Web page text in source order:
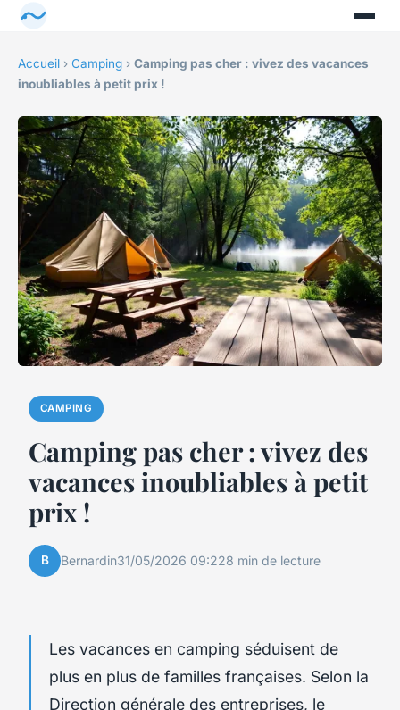
Accueil › Camping › Camping pas cher : vivez des vacances
inoubliables à petit prix !
CAMPING
Camping pas cher : vivez des
vacances inoubliables à petit
prix !
B Bernardin31/05/2026 09:228 min de lecture
Les vacances en camping séduisent de
plus en plus de familles françaises. Selon la
Direction générale des entreprises, le